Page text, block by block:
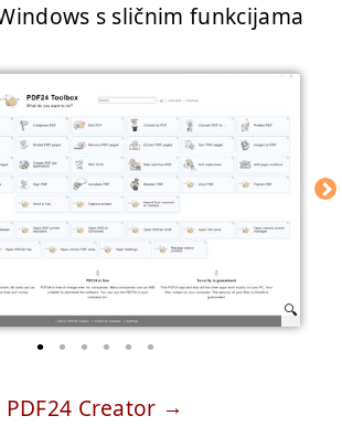
s sličnim funkcijama
PDF24 Creator